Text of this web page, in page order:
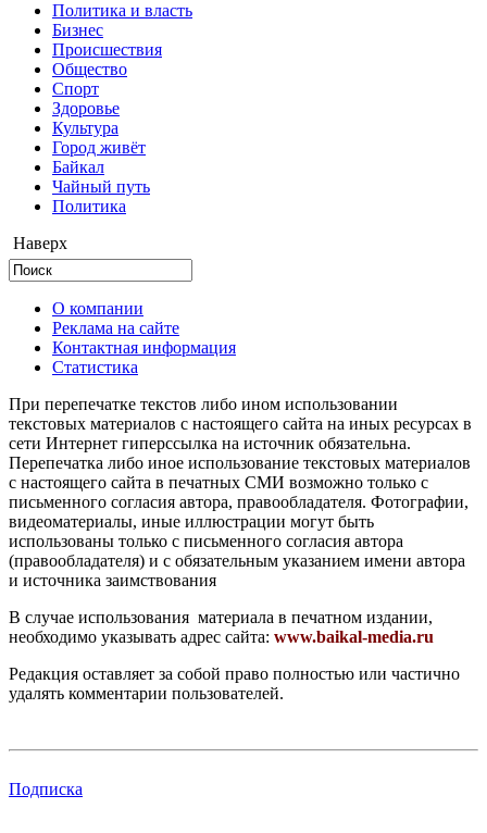
Политика и власть
Бизнес
Происшествия
Общество
Cпорт
Здоровье
Культура
Город живёт
Байкал
Чайный путь
Политика
Наверх
О компании
Реклама на сайте
Контактная информация
Статистика
При перепечатке текстов либо ином использовании
текстовых материалов с настоящего сайта на иных ресурсах в
сети Интернет гиперссылка на источник обязательна.
Перепечатка либо иное использование текстовых материалов
с настоящего сайта в печатных СМИ возможно только с
письменного согласия автора, правообладателя. Фотографии,
видеоматериалы, иные иллюстрации могут быть
использованы только с письменного согласия автора
(правообладателя) и с обязательным указанием имени автора
и источника заимствования
В случае использования материала в печатном издании,
необходимо указывать адрес сайта: www.baikal-media.ru
Редакция оставляет за собой право полностью или частично
удалять комментарии пользователей.
Подписка